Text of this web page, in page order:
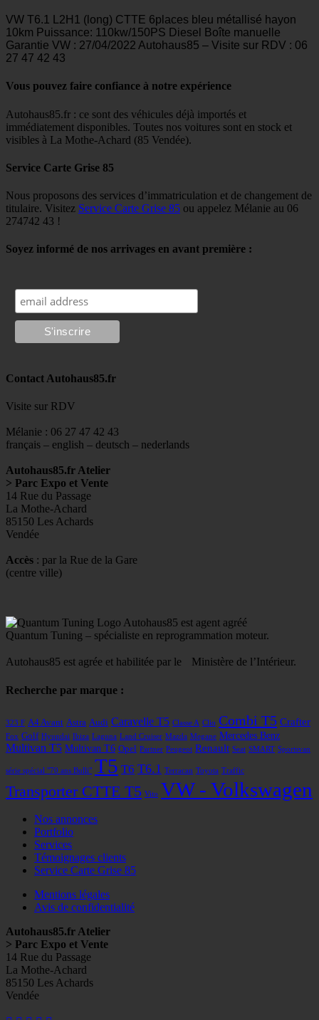
VW T6.1 L2H1 (long) CTTE 6places bleu métallisé hayon
10km Puissance: 110kw/150PS Diesel Boîte manuelle
Garantie VW : 27/04/2022 Autohaus85 – Visite sur RDV : 06
27 47 42 43
Vous pouvez faire confiance à notre expérience
Autohaus85.fr : ce sont des véhicules déjà importés et
immédiatement disponibles. Toutes nos voitures sont en stock et
visibles à La Mothe-Achard (85 Vendée).
Service Carte Grise 85
Nous proposons des services d’immatriculation et de changement de
titulaire. Visitez Service Carte Grise 85 ou appelez Mélanie au 06
274742 43 !
Soyez informé de nos arrivages en avant première :
Contact Autohaus85.fr
Visite sur RDV
Mélanie : 06 27 47 42 43
français – english – deutsch – nederlands
Autohaus85.fr Atelier
> Parc Expo et Vente
14 Rue du Passage
La Mothe-Achard
85150 Les Achards
Vendée
Accès : par la Rue de la Gare
(centre ville)
Autohaus85 est agent agréé
Quantum Tuning – spécialiste en reprogrammation moteur.
Autohaus85 est agrée et habilitée par le Ministère de l’Intérieur.
Recherche par marque :
323 F A4 Avant Astra Audi Caravelle T5 Classe A Clio Combi T5 Crafter
Fox Golf Hyundai Ibiza Laguna Land Cruiser Mazda Megane Mercedes Benz
Multivan T5 Multivan T6 Opel Partner Peugeot Renault Seat SMART Sportsvan
série spécial "70 ans Bulli" T5 T6 T6.1 Terracan Toyota Traffic
Transporter CTTE T5 Vito VW - Volkswagen
Nos annonces
Portfolio
Services
Témoignages clients
Service Carte Grise 85
Mentions légales
Avis de confidentialité
Autohaus85.fr Atelier
> Parc Expo et Vente
14 Rue du Passage
La Mothe-Achard
85150 Les Achards
Vendée